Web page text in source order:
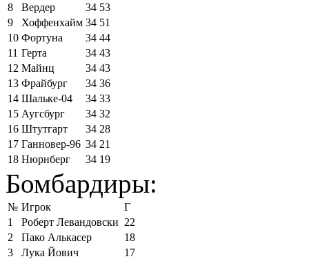
8
Вердер 34 53
9
Хоффенхайм 34 51
10 Фортуна 34 44
11 Герта 34 43
12 Майнц 34 43
13 Фрайбург 34 36
14 Шальке-04 34 33
15 Аугсбург 34 32
16 Штутгарт 34 28
17 Ганновер-96 34 21
18 Нюрнберг 34 19
Бомбардиры:
№ Игрок
Г
1
Роберт Левандовски 22
2
Пако Алькасер
18
3
Лука Йович
17